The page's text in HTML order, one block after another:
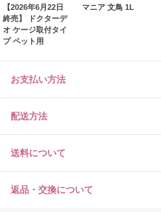
【2026年6月22日
終売】 ドクターデ
オ ケージ取付タイ
プ ペット用
マニア 文鳥 1L
お支払い方法
配送方法
送料について
返品・交換について